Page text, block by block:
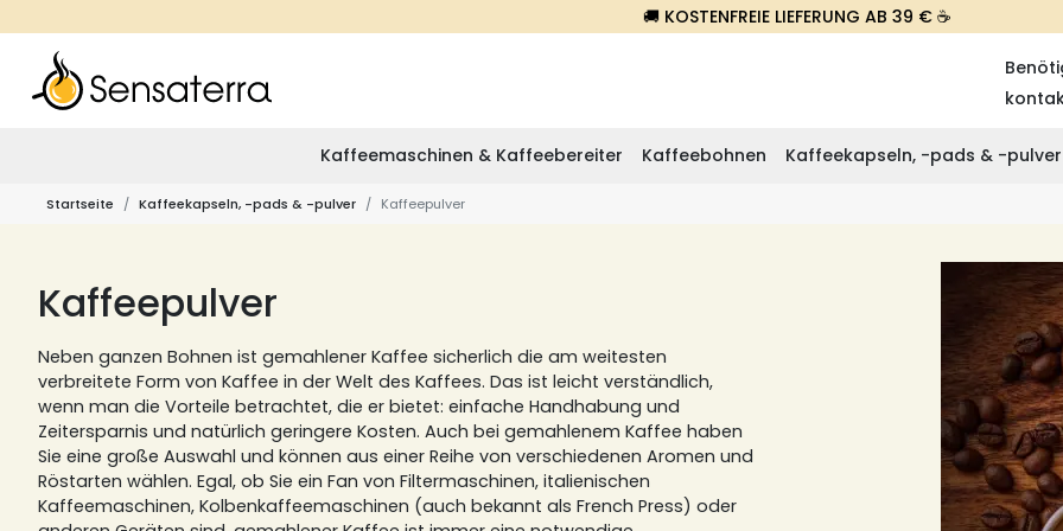
🚚 KOSTENFREIE LIEFERUNG AB 39 € ☕
Kaffeemaschinen & Kaffeebereiter Kaffeebohnen Kaffeekapseln, -pads & -pulver
Startseite Kaffeekapseln, -pads & -pulver Kaffeepulver
Kaffeepulver
Neben ganzen Bohnen ist gemahlener Kaffee sicherlich die am weitesten
verbreitete Form von Kaffee in der Welt des Kaffees. Das ist leicht verständlich,
wenn man die Vorteile betrachtet, die er bietet: einfache Handhabung und
Zeitersparnis und natürlich geringere Kosten. Auch bei gemahlenem Kaffee haben
Sie eine große Auswahl und können aus einer Reihe von verschiedenen Aromen und
Röstarten wählen. Egal, ob Sie ein Fan von Filtermaschinen, italienischen
Kaffeemaschinen, Kolbenkaffeemaschinen (auch bekannt als French Press) oder